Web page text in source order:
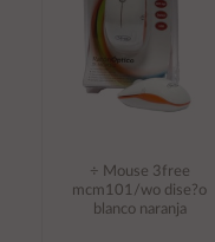
÷ Mouse 3free
mcm101/wo dise?o
blanco naranja